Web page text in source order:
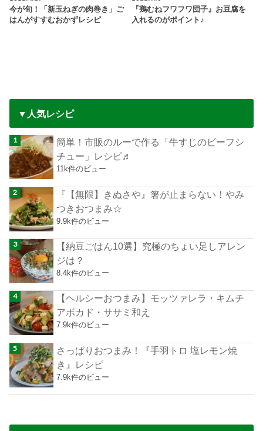
今が旬！「新玉ねぎの肉巻き」ご
はんがすすむおかずレシピ
『鶏むねフワフワ団子』お豆腐を
入れるのがポイント♪
▼人気レシピ
簡単！市販のルーで作る「牛すじのビーフシ
チュー」レシピ♬
11k件のビュー
『【無限】きぬさや』箸が止まらない！やみ
つきおつまみ☆
9.9k件のビュー
【納豆ごはん10選】究極のちょい足しアレン
ジは？
8.4k件のビュー
【ヘルシーおつまみ】モッツァレラ・キムチ
アボカド・ササミ和え
7.9k件のビュー
さっぱりおつまみ！『手羽トロ 塩レモン焼
き』レシピ
7.9k件のビュー